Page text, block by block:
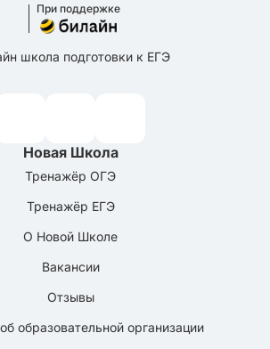
При поддержке
школа подготовки к ЕГЭ
Новая Школа
Тренажёр ОГЭ
Тренажёр ЕГЭ
О Новой Школе
Вакансии
Отзывы
образовательной организации